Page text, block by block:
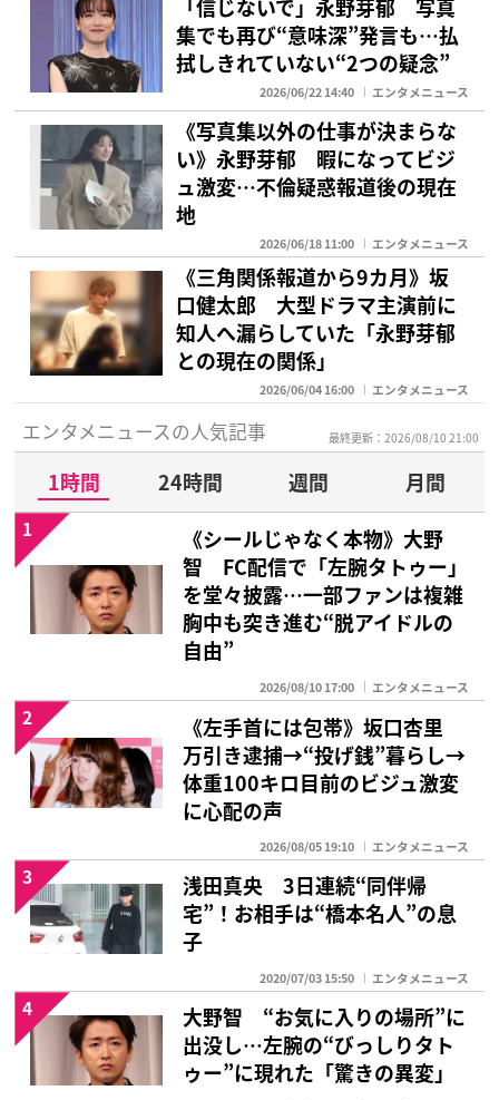
「信じないで」永野芽郁 写真
集でも再び“意味深”発言も…払
拭しきれていない“2つの疑念”
2026/06/22 14:40 エンタメニュース
《写真集以外の仕事が決まらな
い》永野芽郁 暇になってビジ
ュ激変…不倫疑惑報道後の現在
地
2026/06/18 11:00 エンタメニュース
《三角関係報道から9カ月》坂
口健太郎 大型ドラマ主演前に
知人へ漏らしていた「永野芽郁
との現在の関係」
2026/06/04 16:00 エンタメニュース
エンタメニュースの人気記事 最終更新：2026/08/10 21:00
1時間 24時間 週間
月間
《シールじゃなく本物》大野
智 FC配信で「左腕タトゥー」
を堂々披露…一部ファンは複雑
胸中も突き進む“脱アイドルの
自由”
2026/08/10 17:00 エンタメニュース
1
《左手首には包帯》坂口杏里
万引き逮捕→“投げ銭”暮らし→
体重100キロ目前のビジュ激変
に心配の声
2026/08/05 19:10 エンタメニュース
2
浅田真央 3日連続“同伴帰
宅”！お相手は“橋本名人”の息
子
2020/07/03 15:50 エンタメニュース
3
大野智 “お気に入りの場所”に
出没し…左腕の“びっしりタト
ゥー”に現れた「驚きの異変」
4